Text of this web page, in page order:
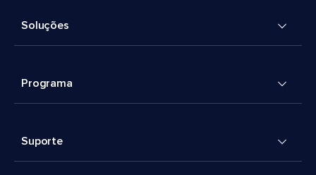
Soluções
Programa
Suporte